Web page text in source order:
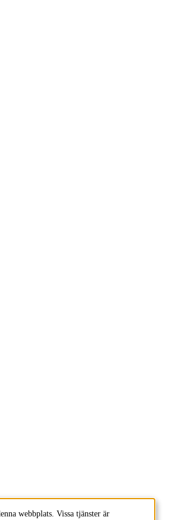
webbplats. Vissa tjänster är